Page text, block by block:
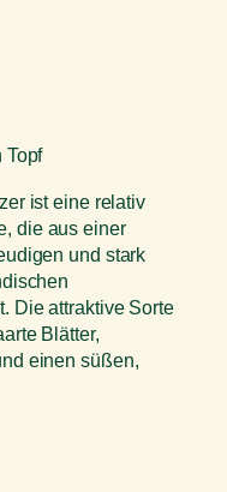
Topf
ist eine relativ
die aus einer
und stark
Die attraktive Sorte
Blätter,
einen süßen,